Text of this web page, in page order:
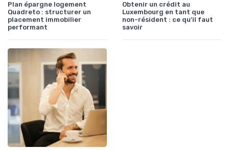
Plan épargne logement
Quadreto : structurer un
placement immobilier
performant
Obtenir un crédit au
Luxembourg en tant que
non-résident : ce qu'il faut
savoir